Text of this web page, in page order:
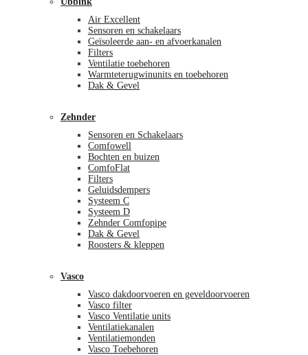
Air Excellent
Sensoren en schakelaars
Geïsoleerde aan- en afvoerkanalen
Filters
Ventilatie toebehoren
Warmteterugwinunits en toebehoren
Dak & Gevel
Zehnder
Sensoren en Schakelaars
Comfowell
Bochten en buizen
ComfoFlat
Filters
Geluidsdempers
Systeem C
Systeem D
Zehnder Comfopipe
Dak & Gevel
Roosters & kleppen
Vasco
Vasco dakdoorvoeren en geveldoorvoeren
Vasco filter
Vasco Ventilatie units
Ventilatiekanalen
Ventilatiemonden
Vasco Toebehoren